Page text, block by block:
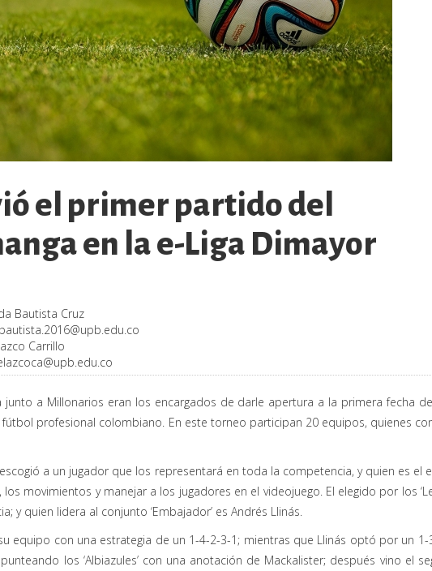
el primer partido del
en la e-Liga Dimayor
Bautista Cruz
Carrillo
junto a Millonarios eran los encargados de darle apertura a la primera fecha
fútbol profesional colombiano. En este torneo participan 20 equipos, quienes
a un jugador que los representará en toda la competencia, y quien es el
movimientos y manejar a los jugadores en el videojuego. El elegido por los
y quien lidera al conjunto ‘Embajador’ es Andrés Llinás.
equipo con una estrategia de un 1-4-2-3-1; mientras que LIinás optó por un 1-
los ‘Albiazules’ con una anotación de Mackalister; después vino el